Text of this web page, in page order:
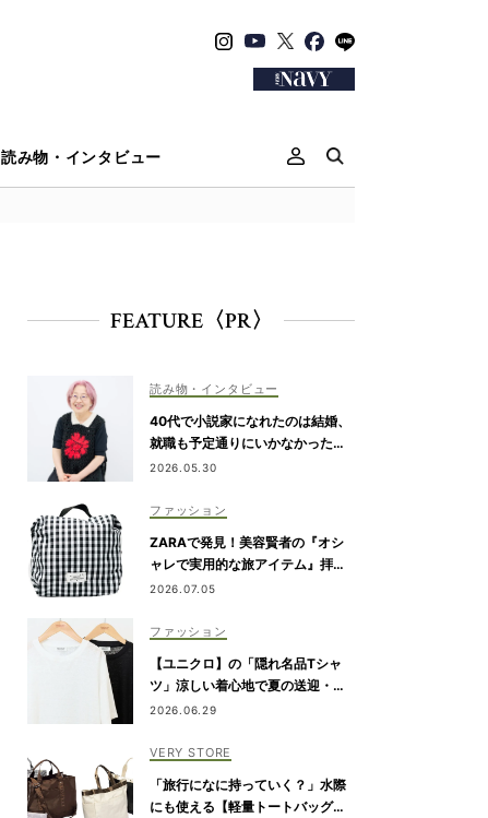
読み物・インタビュー
FEATURE〈PR〉
読み物・インタビュー
40代で小説家になれたのは結婚、
就職も予定通りにいかなかったか
ら【朝倉かすみさん】
2026.05.30
ファッション
ZARAで発見！美容賢者の『オシ
ャレで実用的な旅アイテム』拝
見！
2026.07.05
ファッション
【ユニクロ】の「隠れ名品Tシャ
ツ」涼しい着心地で夏の送迎・公
園にぴったり！
2026.06.29
VERY STORE
「旅行になに持っていく？」水際
にも使える【軽量トートバッグ】4